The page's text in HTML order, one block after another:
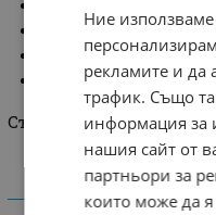
С якичка с
В комплект с
С подплата за
Състав: 95 % полиестер,
Ние
рекламите и
трафик. Също
информация за
нашия сайт от
партньори за
които може да